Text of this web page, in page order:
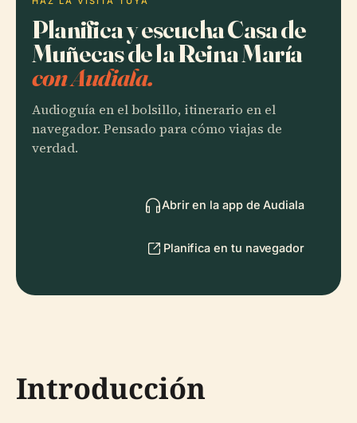
Planifica y escucha Casa de
Muñecas de la Reina María
con Audiala.
Audioguía en el bolsillo, itinerario en el
navegador. Pensado para cómo viajas de
verdad.
Abrir en la app de Audiala
Planifica en tu navegador
Introducción